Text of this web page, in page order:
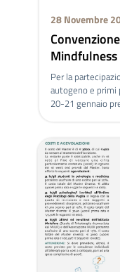
28 Novembre
Mindfulness
Per la
autogeno e primi
20-21 gennaio